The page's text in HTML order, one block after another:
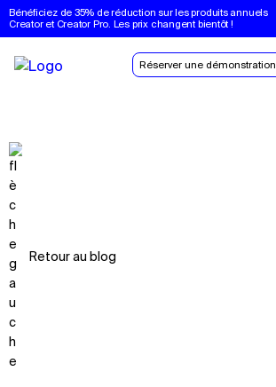
Bénéficiez de 35% de réduction sur les produits annuels
Creator et Creator Pro. Les prix changent bientôt !
Réserver une démonstration
Retour au blog